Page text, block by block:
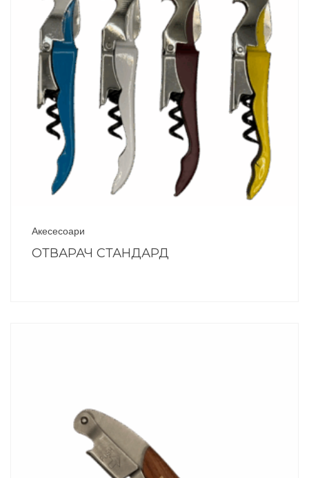
Акесесоари
ОТВАРАЧ СТАНДАРД